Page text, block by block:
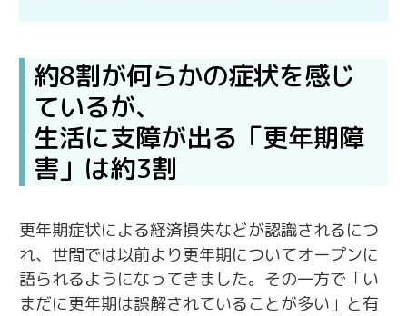
約8割が何らかの症状を感じ
ているが、
生活に支障が出る「更年期障
害」は約3割
更年期症状による経済損失などが認識されるにつ
れ、世間では以前より更年期についてオープンに
語られるようになってきました。その一方で「い
まだに更年期は誤解されていることが多い」と有